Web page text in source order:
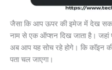
जैसा कि आप ऊपर की इमेज में देख
नाम से एक ऑप्शन दिख जाता है।
अब आप यह सोच रहे होगे। कि कॉइन
पता चल जाएगा।